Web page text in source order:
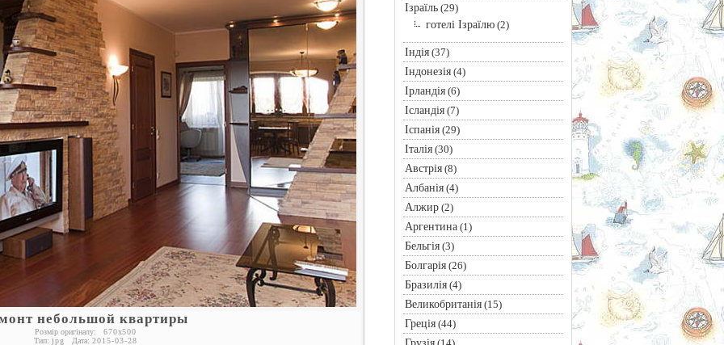
небольшой квартиры
Розмір оригіналу: 670x500
Тип: jpg Дата: 2015-03-28
Ізраїль(29)
готелі Ізраїлю(2)
Індія(37)
Індонезія(4)
Ірландія(6)
Ісландія(7)
Іспанія(29)
Італія(30)
Австрія(8)
Албанія(4)
Алжир(2)
Аргентина(1)
Бельгія(3)
Болгарія(26)
Бразилія(4)
Великобританія(15)
Греція(44)